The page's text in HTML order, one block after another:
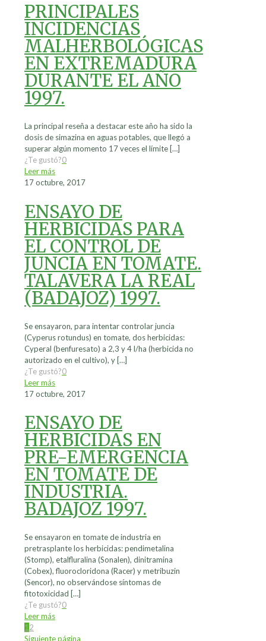
PRINCIPALES
INCIDENCIAS
MALHERBOLÓGICAS
EN EXTREMADURA
DURANTE EL AÑO
1997.
La principal reseña a destacar este año ha sido la
dosis de simazina en aguas potables, que llegó a
superar algún momento 17 veces el límite […]
¿Te gustó?0
Leer más
17 octubre, 2017
ENSAYO DE
HERBICIDAS PARA
EL CONTROL DE
JUNCIA EN TOMATE.
TALAVERA LA REAL
(BADAJOZ) 1997.
Se ensayaron, para intentar controlar juncia
(Cyperus rotundus) en tomate, dos herbicidas:
Cyperal (benfuresato) a 2,3 y 4 l/ha (herbicida no
autorizado en el cultivo), y[…]
¿Te gustó?0
Leer más
17 octubre, 2017
ENSAYO DE
HERBICIDAS EN
PRE-EMERGENCIA
EN TOMATE DE
INDUSTRIA.
BADAJOZ 1997.
Se ensayaron en tomate de industria en
pretrasplante los herbicidas: pendimetalina
(Stomp), etalfluralina (Sonalen), dinitramina
(Cobex), fluorocloridona (Racer) y metribuzin
(Sencor), no observándose síntomas de
fitotoxicidad […]
¿Te gustó?0
Leer más
1 2
Siguiente página